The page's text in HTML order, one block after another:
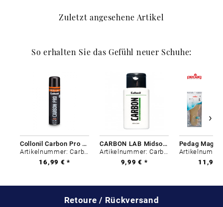
Zuletzt angesehene Artikel
So erhalten Sie das Gefühl neuer Schuhe:
Collonil Carbon Pro 400 ml
Artikelnummer: Carbon-0
16,99 € *
CARBON LAB Midsole Cleaner
Artikelnummer: Carbon-0
9,99 € *
11,99
Retoure / Rückversand